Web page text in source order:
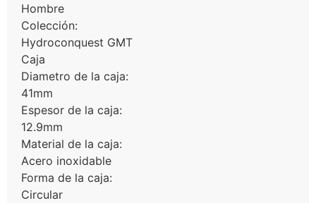
Hombre
Colección:
Hydroconquest GMT
Caja
Diametro de la caja:
41mm
Espesor de la caja:
12.9mm
Material de la caja:
Acero inoxidable
Forma de la caja:
Circular